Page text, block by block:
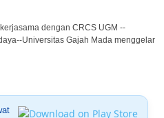
dengan CRCS UGM --
Universitas Gajah Mada menggelar